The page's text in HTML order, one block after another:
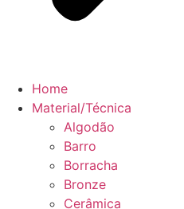
Home
Material/Técnica
Algodão
Barro
Borracha
Bronze
Cerâmica